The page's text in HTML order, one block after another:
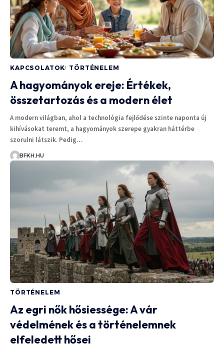
KAPCSOLATOK TÖRTÉNELEM
A hagyományok ereje: Értékek,
összetartozás és a modern élet
A modern világban, ahol a technológia fejlődése szinte naponta új
kihívásokat teremt, a hagyományok szerepe gyakran háttérbe
szorulni látszik. Pedig…
BFKH.HU
TÖRTÉNELEM
Az egri nők hősiessége: A vár
védelmének és a történelemnek
elfeledett hősei